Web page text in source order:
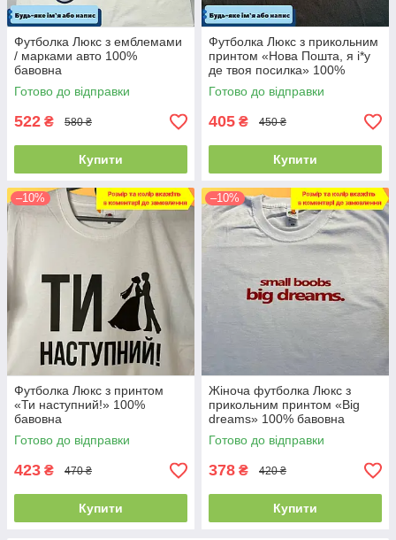
Футболка Люкс з емблемами
/ марками авто 100%
бавовна
Готово до відправки
522 ₴ 580 ₴
Купити
Футболка Люкс з прикольним
принтом «Нова Пошта, я і*у
де твоя посилка» 100%
бавовна
Готово до відправки
405 ₴ 450 ₴
Купити
–10%
Футболка Люкс з принтом
«Ти наступний!» 100%
бавовна
Готово до відправки
423 ₴ 470 ₴
Купити
–10%
Жіноча футболка Люкс з
прикольним принтом «Big
dreams» 100% бавовна
Готово до відправки
378 ₴ 420 ₴
Купити